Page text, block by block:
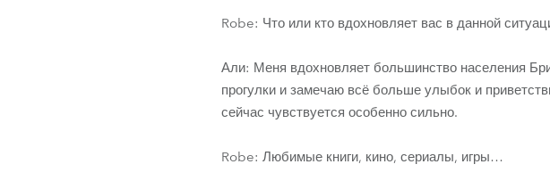
Robe: Что или кто вдохновляет вас в данной
Али: Меня вдохновляет большинство населения
прогулки и замечаю всё больше улыбок и
сейчас чувствуется особенно сильно.
Robe: Любимые книги, кино, сериалы, игры…